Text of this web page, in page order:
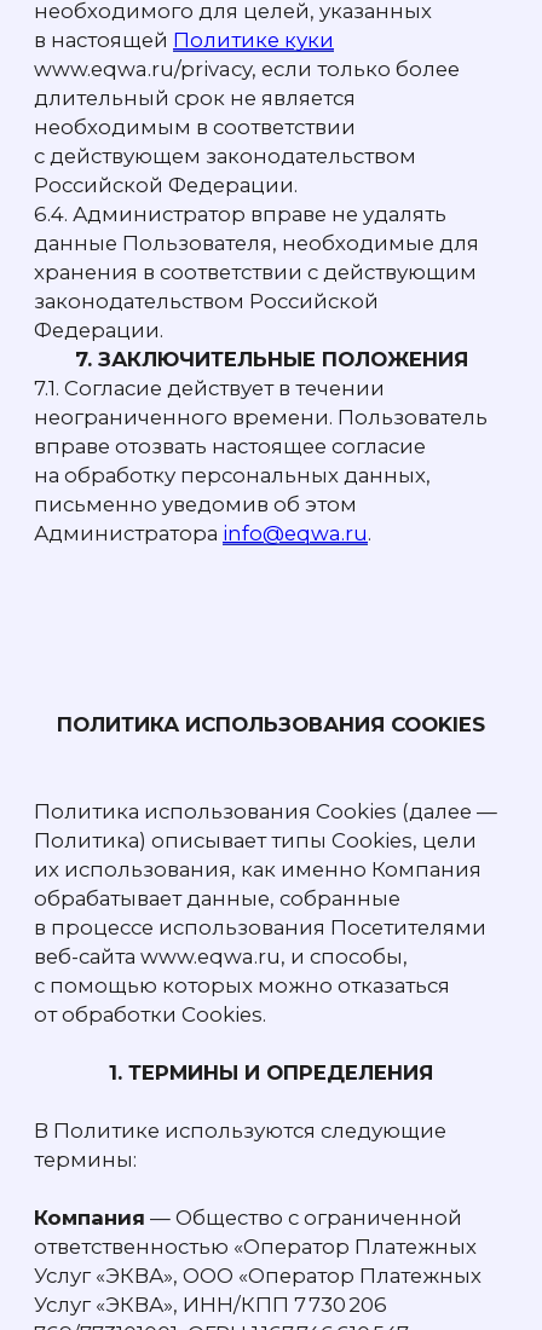
ответственность за сайты третьих лиц,
на которые Посетитель может перейти
по ссылкам, доступным на Сайте.
3. ОБРАБОТКА ДАННЫХ НА САЙТЕ
3.1.Политика устанавливает обязательства
Компании по неразглашению
и обеспечению режима защиты
конфиденциальности данных Посетителя,
которые Компания может получить
во время посещения Посетителем Сайта.
3.2.Компания защищает данные, которые
автоматически передаются ей при
посещении Посетителем страниц Сайта,
на которых установлен статистический
скрипт системы («пиксель») в объеме:
• IP адрес;
• информация о браузере и адрес страницы
(или иной программе, которая
осуществляет доступ к показу Сайта);
• реферер (адрес предыдущей страницы);
• иная информация из Cookies
приведенного в разделе 4 Политики).
Сессионные Cookies позволяют Сайту
повторного ввода информации.
Постоянные
хранятся на компьютере Посетителя
и не удаляются при закрытии браузера.
Постоянные Сookies могут сохранять
пользовательские настройки для Сайта,
позволяя использовать эти предпочтения
в будущих сеансах просмотра. Такие
Cookies позволяют идентифицировать
Посетителя как уникального пользователя
Сайта, и при возвращении на Сайт
Посетитель использует Сайт. Например,
какие страницы Посетитель посещает,
4.4. Обязательные — Минимальный набор
Cookies, использование которых
необходимо для корректной работы Сайта.
5. ЦЕЛИ СБОРА ДАННЫХ ПОСЕТИТЕЛЯ
5.1.Cookies используются Компанией